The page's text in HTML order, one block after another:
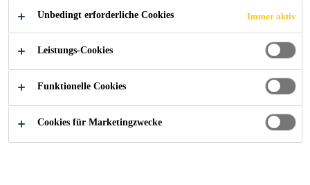
Alle Anwendungsbereiche Bau
baubook
Unbedingt erforderliche Cookies Immer aktiv
Leistungs-Cookies
Funktionelle Cookies
Cookies für Marketingzwecke